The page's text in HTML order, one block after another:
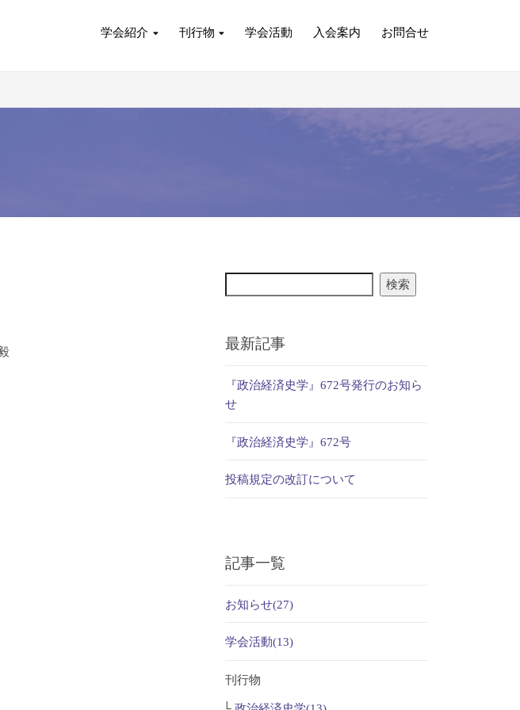
学会紹介 刊行物 学会活動 入会案内 お問合せ
検索
最新記事
『政治経済史学』672号発行のお知ら
せ
『政治経済史学』672号
投稿規定の改訂について
記事一覧
お知らせ(27)
学会活動(13)
刊行物